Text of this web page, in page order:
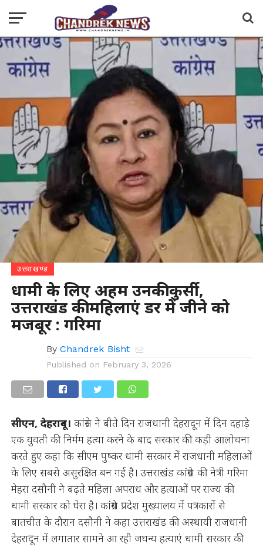
उत्तराखण्ड
धामी के लिए अहम उनकी कुर्सी,
उत्तराखंड की महिलाएं डर में जीने को
मजबूर : गरिमा
By Chandrek Bisht
Published on February 3, 2026
सीएन, देहरादून। कांग्रेस ने बीते दिन राजधानी देहरादून में दिन दहाड़े
एक युवती की निर्मम हत्या करने के बाद सरकार की कड़ी आलोचना
करते हुए कहा कि सीएम पुष्कर धामी सरकार में राजधानी महिलाओं
के लिए सबसे असुरक्षित बन गई है। उत्तराखंड कांग्रेस की नेत्री गरिमा
मेहरा दसौनी ने बढ़ते महिला अपराध और हत्याओं पर राज्य की
धामी सरकार को घेरा है। कांग्रेस प्रदेश मुख्यालय में पत्रकारों से
बातचीत के दौरान दसौनी ने कहा उत्तराखंड की अस्थायी राजधानी
देहरादून में लगातार सामने आ रही जघन्य हत्याएं धामी सरकार की